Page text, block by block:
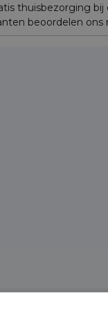
thuisbezorging bij
beoordelen